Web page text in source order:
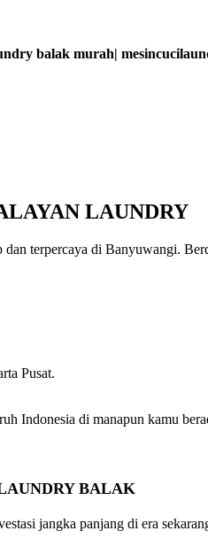
balak murah|
LAUNDRY
terpercaya di Banyuwangi.
Pusat.
Indonesia di manapun kamu
BALAK
jangka panjang di era